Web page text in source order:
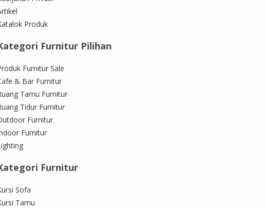
Produk
Furnitur Pilihan
Furnitur Sale
& Bar Furnitur
Tamu Furnitur
Tidur Furnitur
Furnitur
Furnitur
Furnitur
Sofa
Tamu